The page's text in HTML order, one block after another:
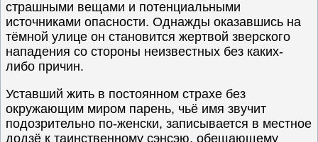
страшными вещами и потенциальными
источниками опасности. Однажды оказавшись на
тёмной улице он становится жертвой зверского
нападения со стороны неизвестных без каких-
либо причин.
Уставший жить в постоянном страхе без
окружающим миром парень, чьё имя звучит
подозрительно по-женски, записывается в местное
додзё к таинственному сэнсэю, обещающему